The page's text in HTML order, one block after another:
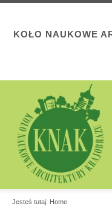
KOŁO NAUKOWE
Jesteś tutaj: Home